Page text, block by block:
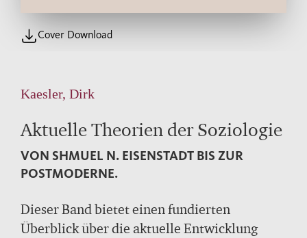
Cover Download
Kaesler, Dirk
Aktuelle Theorien der Soziologie
VON SHMUEL N. EISENSTADT BIS ZUR
POSTMODERNE.
Dieser Band bietet einen fundierten
Überblick über die aktuelle Entwicklung